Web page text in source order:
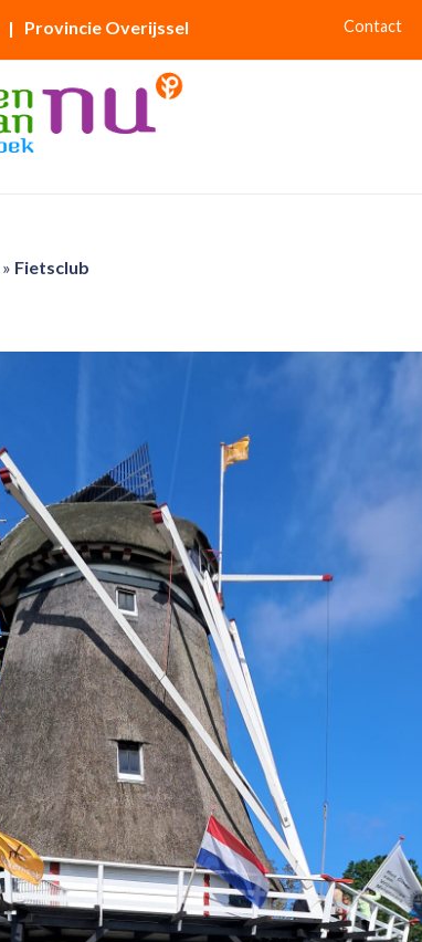
| Provincie Overijssel Contact
» Fietsclub